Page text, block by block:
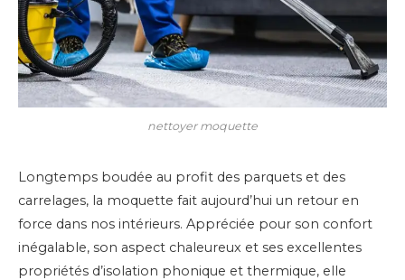
nettoyer moquette
Longtemps boudée au profit des parquets et des
carrelages, la moquette fait aujourd’hui un retour en
force dans nos intérieurs. Appréciée pour son confort
inégalable, son aspect chaleureux et ses excellentes
propriétés d’isolation phonique et thermique, elle